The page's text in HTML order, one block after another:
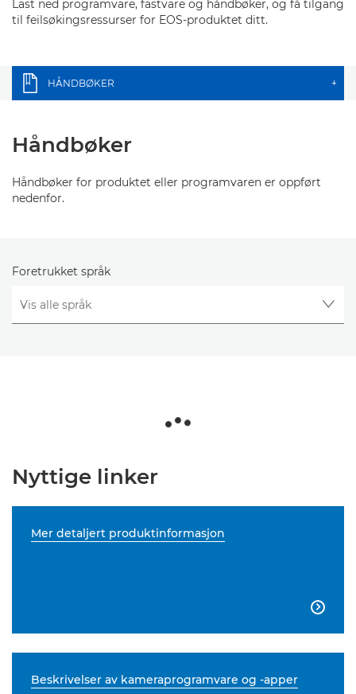
Last ned programvare, fastvare og håndbøker, og få tilgang
til feilsøkingsressurser for EOS-produktet ditt.
HÅNDBØKER +
Håndbøker
Håndbøker for produktet eller programvaren er oppført
nedenfor.
Foretrukket språk
Nyttige linker
Mer detaljert produktinformasjon

Beskrivelser av kameraprogramvare og -apper